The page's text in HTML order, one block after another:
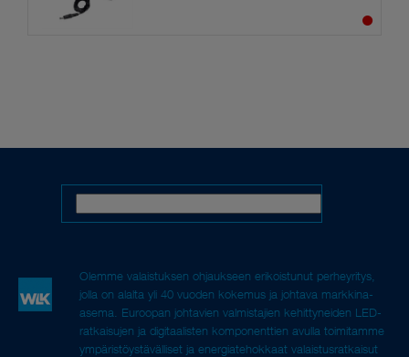
Olemme valaistuksen ohjaukseen erikoistunut perheyritys,
jolla on alalta yli 40 vuoden kokemus ja johtava markkina-
asema. Euroopan johtavien valmistajien kehittyneiden LED-
ratkaisujen ja digitaalisten komponenttien avulla toimitamme
ympäristöystävälliset ja energiatehokkaat valaistusratkaisut